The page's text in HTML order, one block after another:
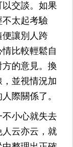
交談。如果
太起考驗
讓別人跨
比較輕鬆自
的意見。換
並視情況加
際關係了。
小心就失去
云亦云，就